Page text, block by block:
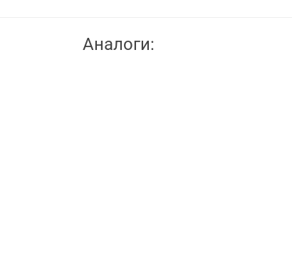
Аналоги: